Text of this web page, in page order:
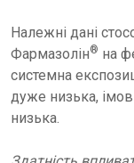
Належні дані
Фармазолін® на
системна
дуже низька,
низька.